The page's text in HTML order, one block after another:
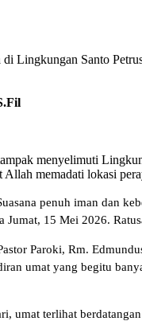
Lingkungan Santo
menyelimuti
Allah memadati lokasi
penuh iman dan
Jumat, 15 Mei 2026.
Paroki, Rm.
umat yang begitu
umat terlihat